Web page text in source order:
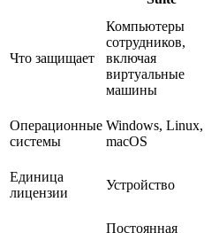
Что защищает
Компьютеры
сотрудников,
включая
виртуальные
машины
Операционные
системы
Windows, Linux,
macOS
Единица
лицензии
Устройство
Постоянная